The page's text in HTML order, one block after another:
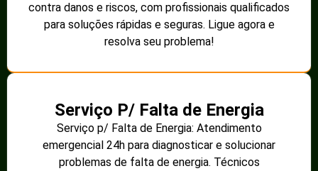
contra danos e riscos, com profissionais qualificados
para soluções rápidas e seguras. Ligue agora e
resolva seu problema!
Serviço P/ Falta de Energia
Serviço p/ Falta de Energia: Atendimento
emergencial 24h para diagnosticar e solucionar
problemas de falta de energia. Técnicos